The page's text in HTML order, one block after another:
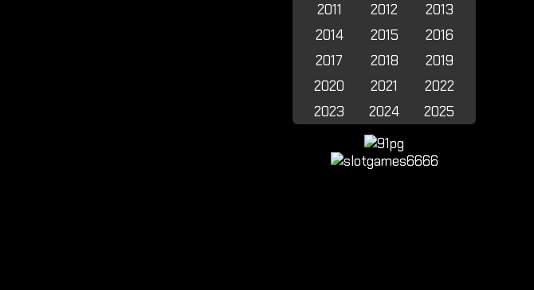
2011
2012
2013
2014
2015
2016
2017
2018
2019
2020
2021
2022
2023
2024 2025